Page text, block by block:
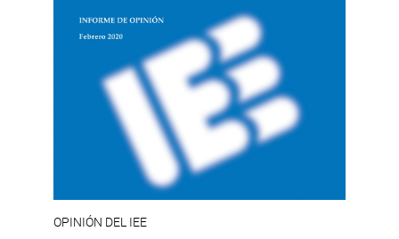
OPINIÓN DEL IEE